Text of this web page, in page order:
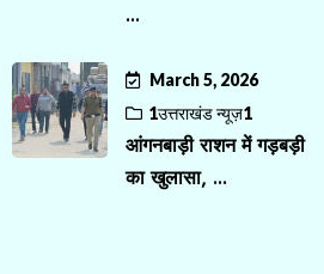
...
March 5, 2026
1उत्तराखंड न्यूज़1
आंगनबाड़ी राशन में गड़बड़ी
का खुलासा, ...